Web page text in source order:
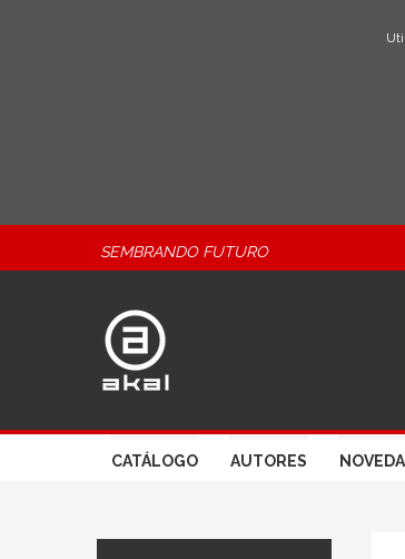
SEMBRANDO FUTURO
CATÁLOGO AUTORES